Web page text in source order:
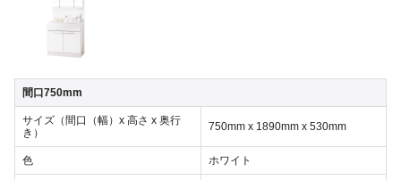
間口750mm
サイズ（間口（幅）x 高さ x 奥行
き）
750mm x 1890mm x 530mm
色 ホワイト